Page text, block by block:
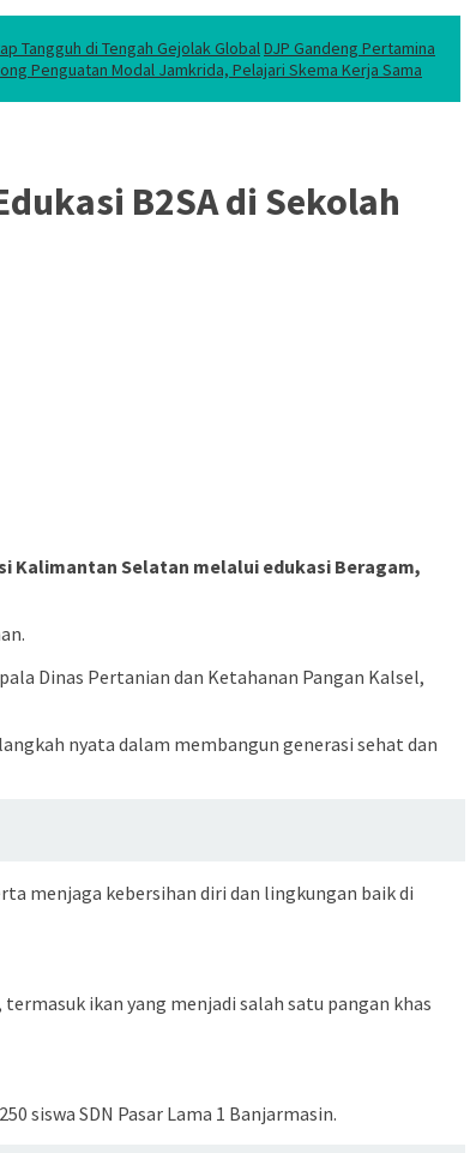
Tangguh di Tengah Gejolak GlobalDJP Gandeng Pertamina
Penguatan Modal Jamkrida, Pelajari Skema Kerja Sama
B2SA di Sekolah
Kalimantan Selatan melalui edukasi Beragam,
Dinas Pertanian dan Ketahanan Pangan Kalsel,
nyata dalam membangun generasi sehat dan
menjaga kebersihan diri dan lingkungan baik di
ikan yang menjadi salah satu pangan khas
siswa SDN Pasar Lama 1 Banjarmasin.